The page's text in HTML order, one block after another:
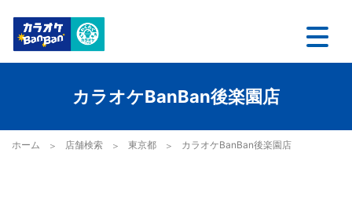
カラオケBanBan後楽園店
ホーム 店舗検索 東京都 カラオケBanBan後楽園店